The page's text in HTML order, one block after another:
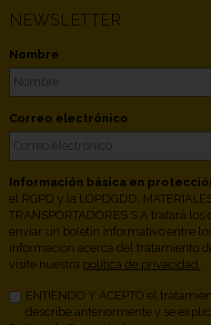
NEWSLETTER
Nombre
Correo electrónico
Información básica en
el RGPD y la LOPDGDD,
TRANSPORTADORES S.A tratará
enviar un boletín informativo entre
información acerca del tratamiento
visite nuestra política de privacidad.
ENTIENDO Y ACEPTO el
describe anteriormente y se